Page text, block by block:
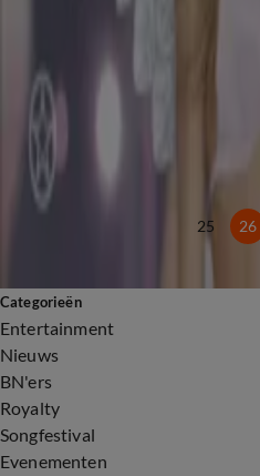
18 okt 2024, 08:20
1:25
17 okt 2024, 09:51
25 26
Categorieën
Entertainment
Nieuws
BN'ers
Royalty
Songfestival
Evenementen